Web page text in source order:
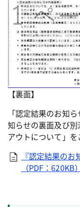
【裏面】
「認定結果のお知
知らせの裏面及び
アウトについて」を
『認定結果の
（PDF：620KB）